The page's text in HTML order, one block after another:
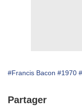
#Francis Bacon #1970
Partager